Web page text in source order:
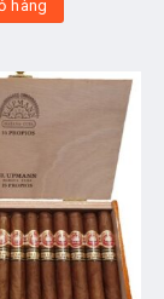
hàng